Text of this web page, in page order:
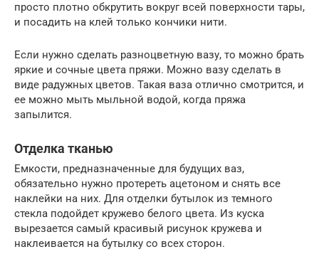
просто плотно обкрутить вокруг всей поверхности тары,
и посадить на клей только кончики нити.
Если нужно сделать разноцветную вазу, то можно брать
яркие и сочные цвета пряжи. Можно вазу сделать в
виде радужных цветов. Такая ваза отлично смотрится, и
ее можно мыть мыльной водой, когда пряжа
запылится.
Отделка тканью
Емкости, предназначенные для будущих ваз,
обязательно нужно протереть ацетоном и снять все
наклейки на них. Для отделки бутылок из темного
стекла подойдет кружево белого цвета. Из куска
вырезается самый красивый рисунок кружева и
наклеивается на бутылку со всех сторон.